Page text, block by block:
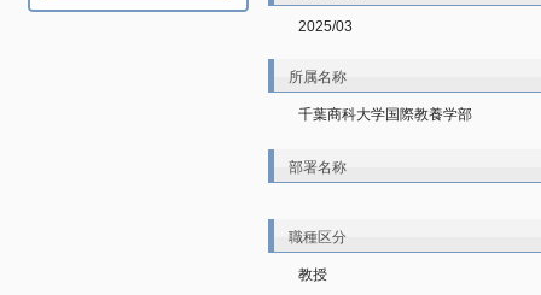
2025/03
所属名称
千葉商科大学国際教養学部
部署名称
職種区分
教授